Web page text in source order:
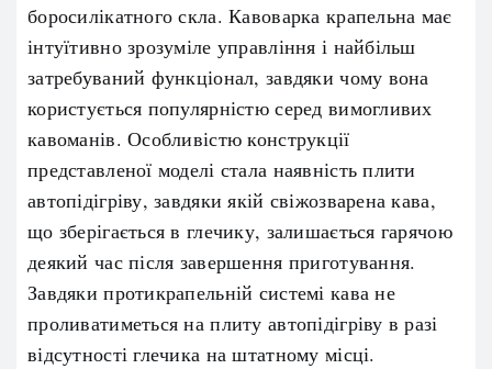
боросилікатного скла. Кавоварка крапельна має
інтуїтивно зрозуміле управління і найбільш
затребуваний функціонал, завдяки чому вона
користується популярністю серед вимогливих
кавоманів. Особливістю конструкції
представленої моделі стала наявність плити
автопідігріву, завдяки якій свіжозварена кава,
що зберігається в глечику, залишається гарячою
деякий час після завершення приготування.
Завдяки протикрапельній системі кава не
проливатиметься на плиту автопідігріву в разі
відсутності глечика на штатному місці.